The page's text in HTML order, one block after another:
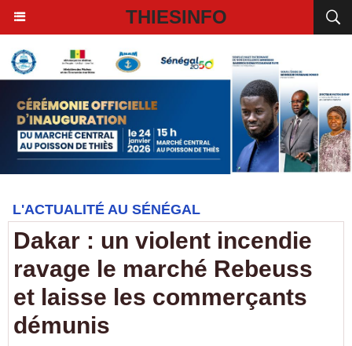
THIESINFO
L'ACTUALITÉ AU SÉNÉGAL
Dakar : un violent incendie
ravage le marché Rebeuss
et laisse les commerçants
démunis